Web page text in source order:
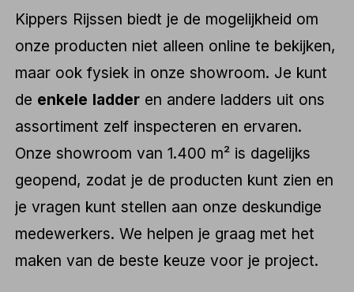
Kippers Rijssen biedt je de mogelijkheid om
onze producten niet alleen online te bekijken,
maar ook fysiek in onze showroom. Je kunt
de enkele ladder en andere ladders uit ons
assortiment zelf inspecteren en ervaren.
Onze showroom van 1.400 m² is dagelijks
geopend, zodat je de producten kunt zien en
je vragen kunt stellen aan onze deskundige
medewerkers. We helpen je graag met het
maken van de beste keuze voor je project.